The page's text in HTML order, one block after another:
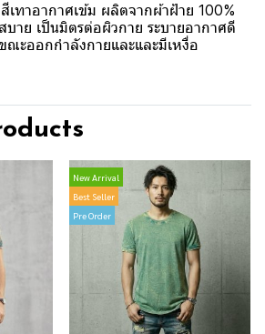
ทาอากาศเข้ม ผลิตจากผ้าฝ้าย 100%
าย เป็นมิตรต่อผิวกาย ระบายอากาศดี
ณะออกกำลังกายและและมีเหงื่อ
New Arrival
Best Seller
Pre Order